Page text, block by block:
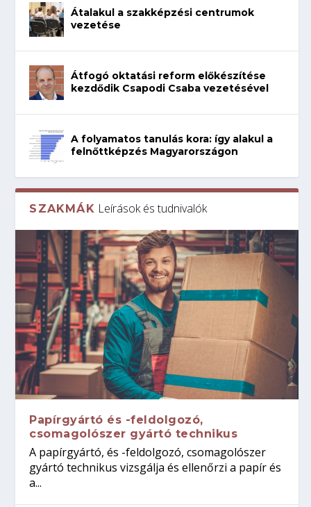
Átalakul a szakképzési centrumok
vezetése
Átfogó oktatási reform előkészítése
kezdődik Csapodi Csaba vezetésével
A folyamatos tanulás kora: így alakul a
felnőttképzés Magyarországon
SZAKMÁK Leírások és tudnivalók
Papírgyártó és -feldolgozó,
csomagolószer gyártó technikus
A papírgyártó, és -feldolgozó, csomagolószer
gyártó technikus vizsgálja és ellenőrzi a papír és
a...